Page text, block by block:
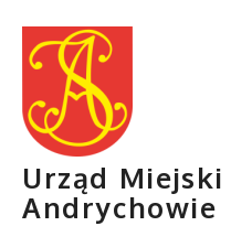
Content
navigation
content
Urząd Miejski
Andrychowie